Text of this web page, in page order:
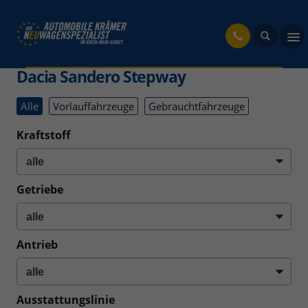
Dacia Sandero Stepway
Alle Vorlauffahrzeuge Gebrauchtfahrzeuge
Kraftstoff
Getriebe
Antrieb
Ausstattungslinie